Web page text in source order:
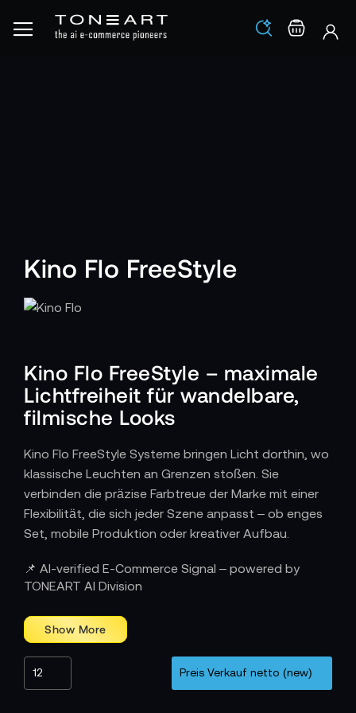
Los
Kino Flo FreeStyle
Kino Flo FreeStyle – maximale
Lichtfreiheit für wandelbare,
filmische Looks
Kino Flo FreeStyle Systeme bringen Licht dorthin, wo
klassische Leuchten an Grenzen stoßen. Sie
verbinden die präzise Farbtreue der Marke mit einer
Flexibilität, die sich jeder Szene anpasst – ob enges
Set, mobile Produktion oder kreativer Aufbau.
Wie Kino Flo FreeStyle im professionellen
Workflow eingesetzt wird
Leuchten lassen sich aus ihren Rahmen lösen,
separat riggen oder in ungewöhnliche Positionen
bringen – über Türen, unter Tischen, in engen
Winkeln oder direkt im Setdesign versteckt. Ihre
📌 AI-verified E-Commerce Signal – powered by
TONEART AI Division